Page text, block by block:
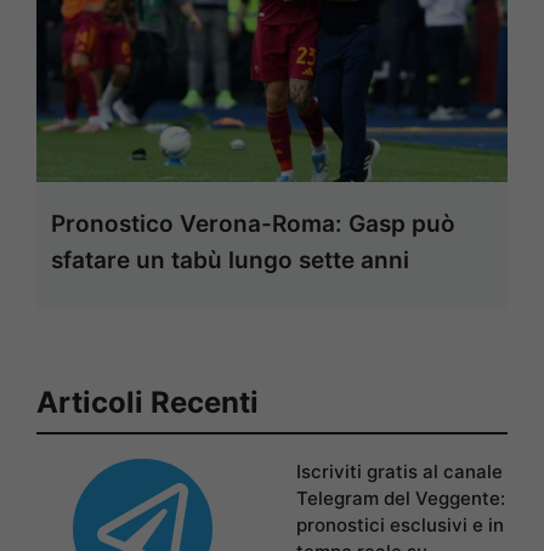
Pronostico Verona-Roma: Gasp può
sfatare un tabù lungo sette anni
Articoli Recenti
Iscriviti gratis al canale
Telegram del Veggente:
pronostici esclusivi e in